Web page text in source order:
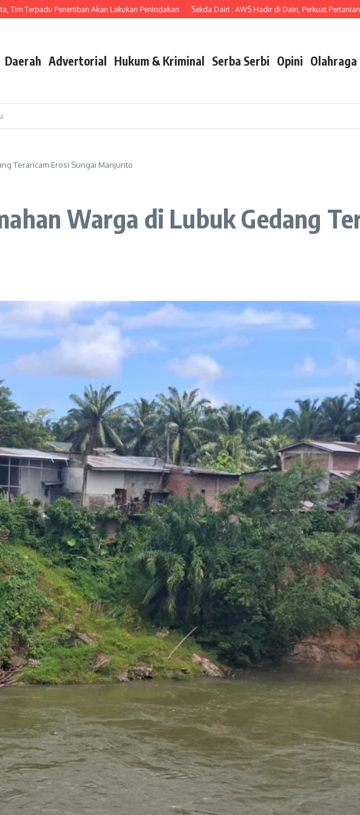
Penertiban Akan Lakukan Penindakan Sekda Dairi : AWS Hadir di Dairi, Perkuat Pertanian
Daerah Advertorial Hukum & Kriminal Serba Serbi Opini Olahraga
Terancam Erosi Sungai Manjunto
Warga di Lubuk Gedang